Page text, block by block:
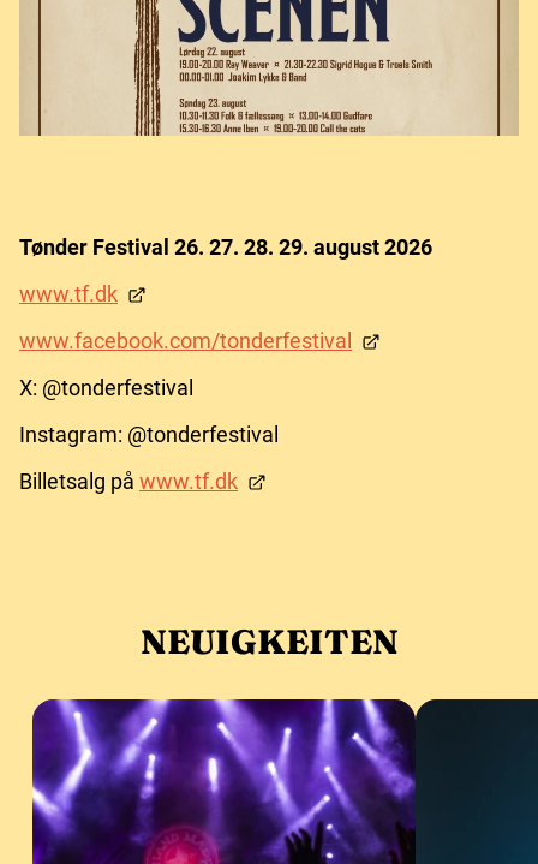
Tønder Festival 26. 27. 28. 29. august 2026
www.tf.dk
www.facebook.com/tonderfestival
X: @tonderfestival
Instagram: @tonderfestival
Billetsalg på www.tf.dk
NEUIGKEITEN